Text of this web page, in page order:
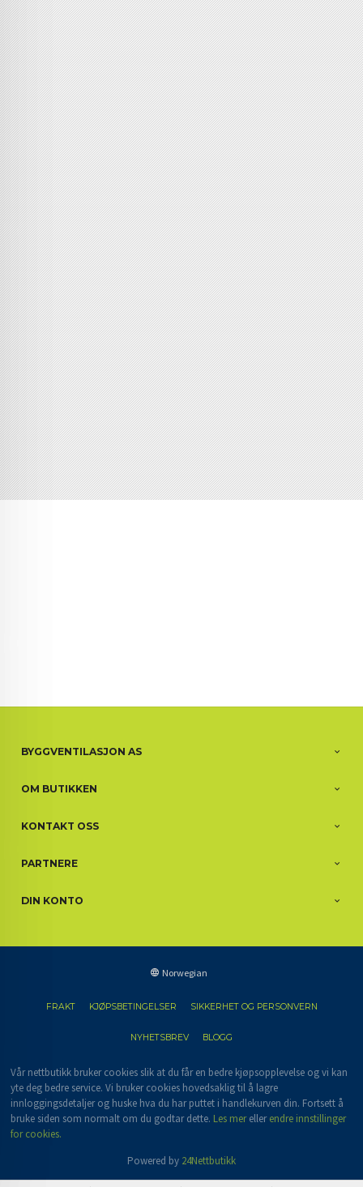
BYGGVENTILASJON AS
OM BUTIKKEN
KONTAKT OSS
PARTNERE
DIN KONTO
Norwegian
FRAKT KJØPSBETINGELSER SIKKERHET OG PERSONVERN
NYHETSBREV BLOGG
Vår nettbutikk bruker cookies slik at du får en bedre kjøpsopplevelse og vi kan
yte deg bedre service. Vi bruker cookies hovedsaklig til å lagre
innloggingsdetaljer og huske hva du har puttet i handlekurven din. Fortsett å
bruke siden som normalt om du godtar dette. Les merellerendre innstillinger
for cookies.
Powered by 24Nettbutikk